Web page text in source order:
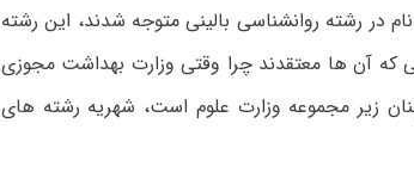
در رشته روانشناسی بالینی متوجه شدند، این رشته
که آن ها معتقدند چرا وقتی وزارت بهداشت مجوزی
زیر مجموعه وزارت علوم است، شهریه رشته های